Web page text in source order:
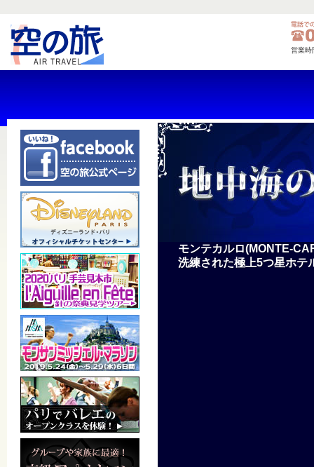
営業時
モンテカルロ(MONTE-
洗練された極上5つ星ホテ